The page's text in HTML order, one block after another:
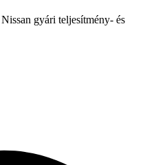
gyári teljesítmény- és